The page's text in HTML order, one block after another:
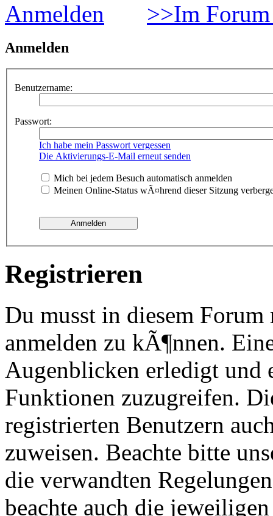
Anmelden >>Im
Anmelden
Benutzername:
Passwort:
Ich habe mein Passwort vergessen
Die Aktivierungs-E-Mail erneut senden
Mich bei jedem Besuch automatisch anmelden
Meinen Online-Status wÃ¤hrend dieser Sitzung
Registrieren
Du musst in diesem
anmelden zu kÃ¶nnen.
Augenblicken erledigt und
Funktionen zuzugreifen.
registrierten Benutzern
zuweisen. Beachte bitte
die verwandten
beachte auch die